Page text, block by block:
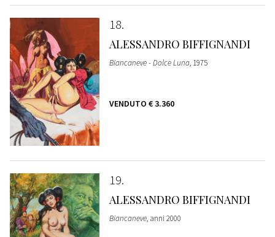
18
ALESSANDRO BIFFIGNANDI
Biancaneve - Dolce Luna, 1975
VENDUTO € 3.360
19
ALESSANDRO BIFFIGNANDI
Biancaneve, anni 2000